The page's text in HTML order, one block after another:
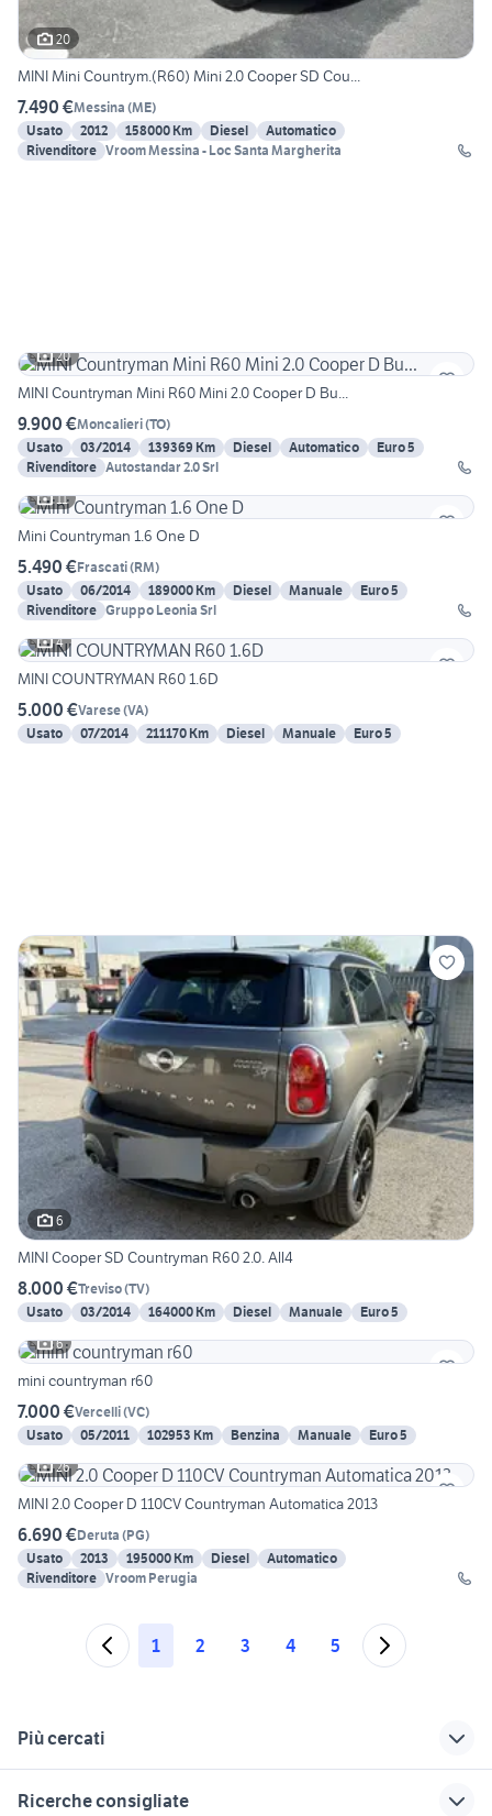
20
MINI Mini Countrym.(R60) Mini 2.0 Cooper SD Cou...
7.490 €Messina (ME)
Usato
2012 158000 Km Diesel
Automatico
Rivenditore Vroom Messina - Loc Santa Margherita
20
MINI Countryman Mini R60 Mini 2.0 Cooper D Bu...
9.900 €Moncalieri(TO)
Usato
03/2014 139369 Km Diesel Automatico
Euro 5
Rivenditore Autostandar 2.0 Srl
11
Mini Countryman 1.6 One D
5.490 €Frascati(RM)
Usato
06/2014 189000 Km Diesel Manuale
Euro 5
Rivenditore Gruppo Leonia Srl
4
MINI COUNTRYMAN R60 1.6D
5.000 €Varese(VA)
Usato
07/2014 211170 Km Diesel Manuale Euro 5
6
MINI Cooper SD Countryman R60 2.0. All4
8.000 €Treviso(TV)
Usato
03/2014 164000 Km Diesel Manuale
Euro 5
6
mini countryman r60
7.000 €Vercelli(VC)
Usato
05/2011 102953 Km Benzina Manuale
Euro 5
26
MINI 2.0 Cooper D 110CV Countryman Automatica 2013
6.690 €Deruta (PG)
Usato
2013 195000 Km Diesel
Automatico
Rivenditore Vroom Perugia
1 2 3 4 5
Più cercati
Ricerche consigliate